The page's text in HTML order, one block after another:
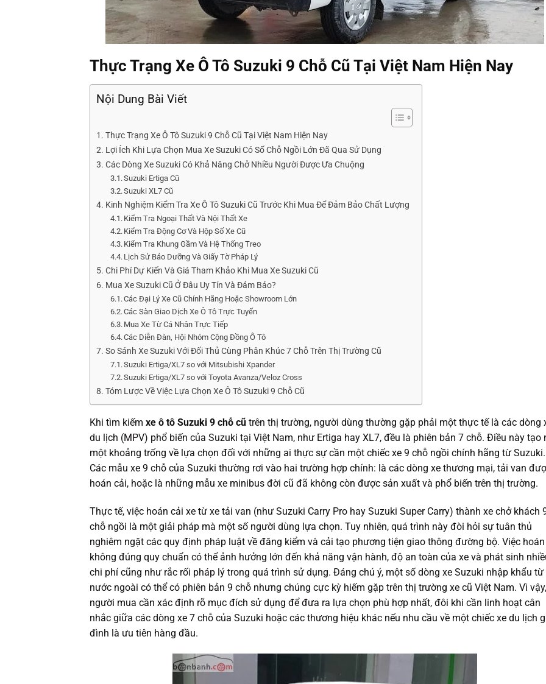
Thực Trạng Xe Ô Tô Suzuki 9 Chỗ Cũ Tại Việt Nam Hiện Nay
Nội Dung Bài Viết
Thực Trạng Xe Ô Tô Suzuki 9 Chỗ Cũ Tại Việt Nam Hiện Nay
Lợi Ích Khi Lựa Chọn Mua Xe Suzuki Có Số Chỗ Ngồi Lớn Đã Qua Sử Dụng
Các Dòng Xe Suzuki Có Khả Năng Chở Nhiều Người Được Ưa Chuộng
Suzuki Ertiga Cũ
Suzuki XL7 Cũ
Kinh Nghiệm Kiểm Tra Xe Ô Tô Suzuki Cũ Trước Khi Mua Để Đảm Bảo Chất Lượng
Kiểm Tra Ngoại Thất Và Nội Thất Xe
Kiểm Tra Động Cơ Và Hộp Số Xe Cũ
Kiểm Tra Khung Gầm Và Hệ Thống Treo
Lịch Sử Bảo Dưỡng Và Giấy Tờ Pháp Lý
Chi Phí Dự Kiến Và Giá Tham Khảo Khi Mua Xe Suzuki Cũ
Mua Xe Suzuki Cũ Ở Đâu Uy Tín Và Đảm Bảo?
Các Đại Lý Xe Cũ Chính Hãng Hoặc Showroom Lớn
Các Sàn Giao Dịch Xe Ô Tô Trực Tuyến
Mua Xe Từ Cá Nhân Trực Tiếp
Các Diễn Đàn, Hội Nhóm Cộng Đồng Ô Tô
So Sánh Xe Suzuki Với Đối Thủ Cùng Phân Khúc 7 Chỗ Trên Thị Trường Cũ
Suzuki Ertiga/XL7 so với Mitsubishi Xpander
Suzuki Ertiga/XL7 so với Toyota Avanza/Veloz Cross
Tóm Lược Về Việc Lựa Chọn Xe Ô Tô Suzuki 9 Chỗ Cũ
Khi tìm kiếm xe ô tô Suzuki 9 chỗ cũ trên thị trường, người dùng thường gặp phải một thực tế là các dòng
du lịch (MPV) phổ biến của Suzuki tại Việt Nam, như Ertiga hay XL7, đều là phiên bản 7 chỗ. Điều này tạo
một khoảng trống về lựa chọn đối với những ai thực sự cần một chiếc xe 9 chỗ ngồi chính hãng từ Suzuki.
Các mẫu xe 9 chỗ của Suzuki thường rơi vào hai trường hợp chính: là các dòng xe thương mại, tải van
hoán cải, hoặc là những mẫu xe minibus đời cũ đã không còn được sản xuất và phổ biến trên thị trường.
Thực tế, việc hoán cải xe từ xe tải van (như Suzuki Carry Pro hay Suzuki Super Carry) thành xe chở khách
chỗ ngồi là một giải pháp mà một số người dùng lựa chọn. Tuy nhiên, quá trình này đòi hỏi sự tuân thủ
nghiêm ngặt các quy định pháp luật về đăng kiểm và cải tạo phương tiện giao thông đường bộ. Việc
không đúng quy chuẩn có thể ảnh hưởng lớn đến khả năng vận hành, độ an toàn của xe và phát sinh
chi phí cũng như rắc rối pháp lý trong quá trình sử dụng. Đáng chú ý, một số dòng xe Suzuki nhập khẩu từ
nước ngoài có thể có phiên bản 9 chỗ nhưng chúng cực kỳ hiếm gặp trên thị trường xe cũ Việt Nam. Vì vậy,
người mua cần xác định rõ mục đích sử dụng để đưa ra lựa chọn phù hợp nhất, đôi khi cần linh hoạt cân
nhắc giữa các dòng xe 7 chỗ của Suzuki hoặc các thương hiệu khác nếu nhu cầu về một chiếc xe du lịch
đình là ưu tiên hàng đầu.